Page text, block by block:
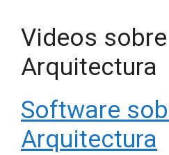
Videos sobre
Arquitectura
Software
Arquitectura